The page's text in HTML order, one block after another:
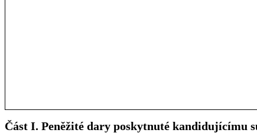
Část I. Peněžité dary poskytnuté kandidujícímu